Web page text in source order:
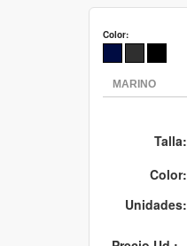
Color:
Talla:
Color:
Unidades: